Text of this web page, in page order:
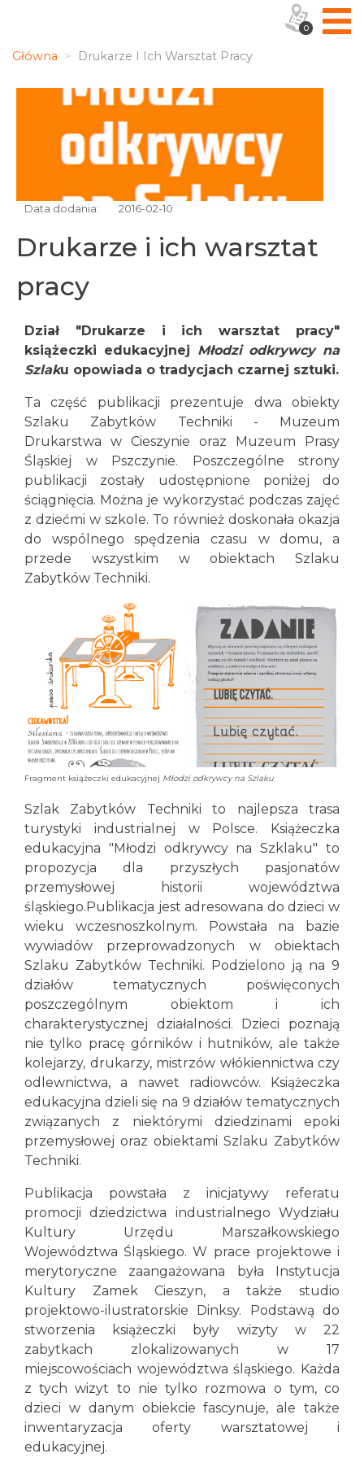
Główna Drukarze I Ich Warsztat Pracy
Data dodania: 2016-02-10
Drukarze i ich warsztat
pracy
Dział "Drukarze i ich warsztat pracy"
książeczki edukacyjnej Młodzi odkrywcy na
Szlaku opowiada o tradycjach czarnej sztuki.
Ta część publikacji prezentuje dwa obiekty
Szlaku Zabytków Techniki - Muzeum
Drukarstwa w Cieszynie oraz Muzeum Prasy
Śląskiej w Pszczynie. Poszczególne strony
publikacji zostały udostępnione poniżej do
ściągnięcia. Można je wykorzystać podczas zajęć
z dziećmi w szkole. To również doskonała okazja
do wspólnego spędzenia czasu w domu, a
przede wszystkim w obiektach Szlaku
Zabytków Techniki.
Fragment książeczki edukacyjnej Młodzi odkrywcy na Szlaku
Szlak Zabytków Techniki to najlepsza trasa
turystyki industrialnej w Polsce. Książeczka
edukacyjna "Młodzi odkrywcy na Szklaku" to
propozycja dla przyszłych pasjonatów
przemysłowej historii województwa
śląskiego.Publikacja jest adresowana do dzieci w
wieku wczesnoszkolnym. Powstała na bazie
wywiadów przeprowadzonych w obiektach
Szlaku Zabytków Techniki. Podzielono ją na 9
działów tematycznych poświęconych
poszczególnym obiektom i ich
charakterystycznej działalności. Dzieci poznają
nie tylko pracę górników i hutników, ale także
kolejarzy, drukarzy, mistrzów włókiennictwa czy
odlewnictwa, a nawet radiowców. Książeczka
edukacyjna dzieli się na 9 działów tematycznych
związanych z niektórymi dziedzinami epoki
przemysłowej oraz obiektami Szlaku Zabytków
Techniki.
Publikacja powstała z inicjatywy referatu
promocji dziedzictwa industrialnego Wydziału
Kultury Urzędu Marszałkowskiego
Województwa Śląskiego. W prace projektowe i
merytoryczne zaangażowana była Instytucja
Kultury Zamek Cieszyn, a także studio
projektowo-ilustratorskie Dinksy. Podstawą do
stworzenia książeczki były wizyty w 22
zabytkach zlokalizowanych w 17
miejscowościach województwa śląskiego. Każda
z tych wizyt to nie tylko rozmowa o tym, co
dzieci w danym obiekcie fascynuje, ale także
inwentaryzacja oferty warsztatowej i
edukacyjnej.
0